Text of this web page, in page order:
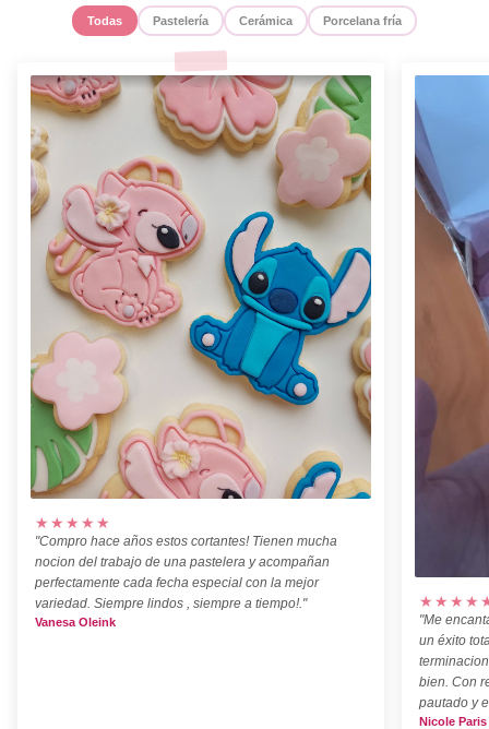
Todas Pastelería Cerámica Porcelana fría
★★★★★
"Compro hace años estos cortantes! Tienen mucha
nocion del trabajo de una pastelera y acompañan
perfectamente cada fecha especial con la mejor
variedad. Siempre lindos , siempre a tiempo!."
Vanesa Oleink
"Me
un éxito
bien. Con
pautado y
Nicole Paris